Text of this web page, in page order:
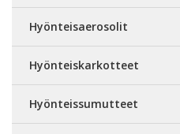
Hyönteisaerosolit
Hyönteiskarkotteet
Hyönteissumutteet